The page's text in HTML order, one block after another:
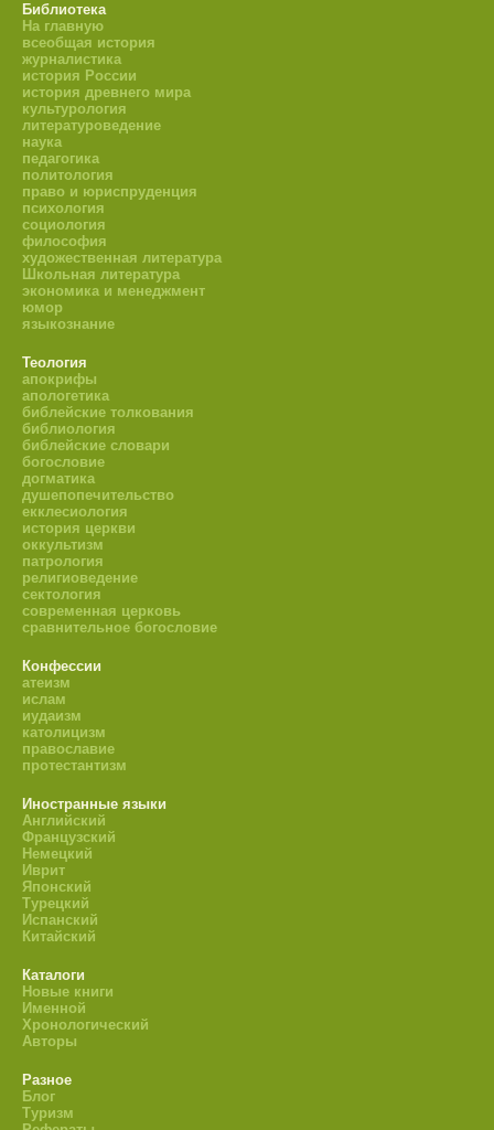
Библиотека
На главную
всеобщая история
журналистика
история России
история древнего мира
культурология
литературоведение
наука
педагогика
политология
право и юриспруденция
психология
социология
философия
художественная литература
Школьная литература
экономика и менеджмент
юмор
языкознание
Теология
апокрифы
апологетика
библейские толкования
библиология
библейские словари
богословие
догматика
душепопечительство
екклесиология
история церкви
оккультизм
патрология
религиоведение
сектология
современная церковь
сравнительное богословие
Конфессии
атеизм
ислам
иудаизм
католицизм
православие
протестантизм
Иностранные языки
Английский
Французский
Немецкий
Иврит
Японский
Турецкий
Испанский
Китайский
Каталоги
Новые книги
Именной
Хронологический
Авторы
Разное
Блог
Туризм